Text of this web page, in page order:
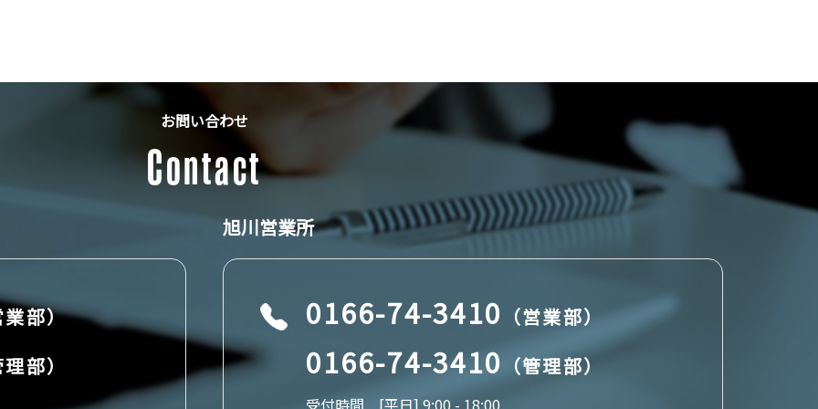
お問い合わせ
Contact
業部）
部）
旭川営業所
0166-74-3410 （営業部）
0166-74-3410 （管理部）
受付時間 [平日] 9:00 - 18:00